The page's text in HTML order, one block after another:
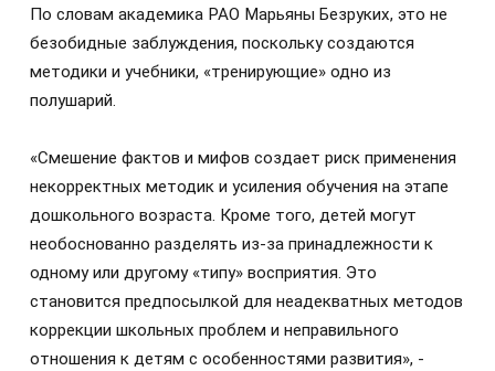
По словам академика РАО Марьяны Безруких, это не
безобидные заблуждения, поскольку создаются
методики и учебники, «тренирующие» одно из
полушарий.
«Смешение фактов и мифов создает риск применения
некорректных методик и усиления обучения на этапе
дошкольного возраста. Кроме того, детей могут
необоснованно разделять из-за принадлежности к
одному или другому «типу» восприятия. Это
становится предпосылкой для неадекватных методов
коррекции школьных проблем и неправильного
отношения к детям с особенностями развития», -